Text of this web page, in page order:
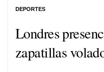
Londres
zapatillas
DEPORTES